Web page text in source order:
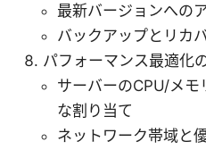
最新バージョンへの
バックアップとリカ
パフォーマンス最適化
サーバーのCPU/メモ
な割り当て
ネットワーク帯域と